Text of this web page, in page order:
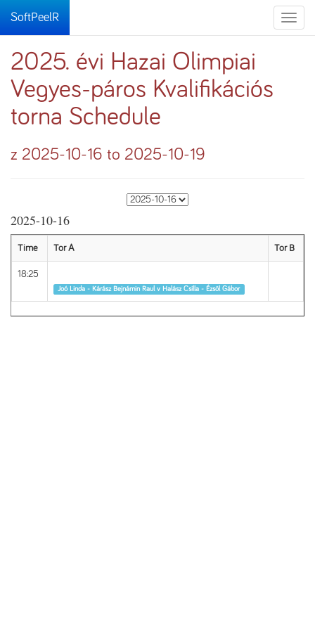
Toggle
SoftPeelR
2025. évi Hazai Olimpiai
Vegyes-páros Kvalifikációs
torna Schedule
z 2025-10-16 to 2025-10-19
2025-10-16
Time Tor A Tor B
18:25
Joó Linda - Kárász Bejnámin Raul v Halász Csilla - Ézsöl Gábor